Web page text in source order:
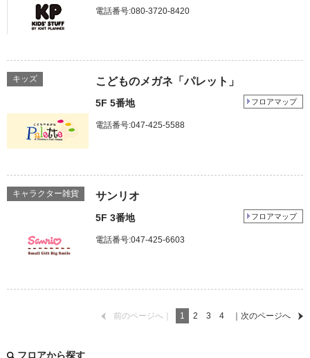
電話番号:080-3720-8420
キッズ こどものメガネ「パレット」
5F 5番地 フロアマップ
電話番号:047-425-5588
キャラクター雑貨 サンリオ
5F 3番地 フロアマップ
電話番号:047-425-6603
前のページへ｜ 1 2 3 4 ｜次のページへ
フロアから探す